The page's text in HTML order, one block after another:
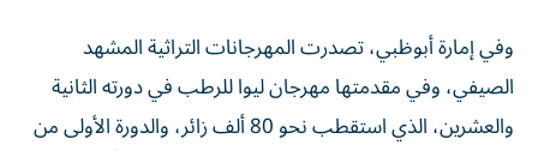
وفي إمارة أبوظبي، تصدرت المهرجانات التراثية المشهد
الصيفي، وفي مقدمتها مهرجان ليوا للرطب في دورته الثانية
والعشرين، الذي استقطب نحو 80 ألف زائر، والدورة الأولى من
مهرجان العين للرطب، الذي استقطب 74,599 زائراً خلال